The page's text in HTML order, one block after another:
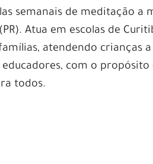
semanais de meditação
Atua em escolas de
atendendo crianças
com o
todos.